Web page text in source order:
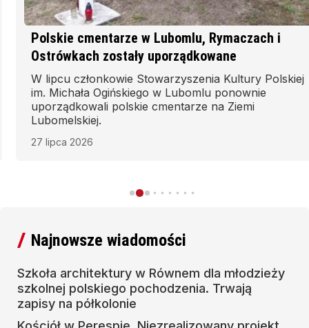
Polskie cmentarze w Lubomlu, Rymaczach i
Ostrówkach zostały uporządkowane
W lipcu członkowie Stowarzyszenia Kultury Polskiej
im. Michała Ogińskiego w Lubomlu ponownie
uporządkowali polskie cmentarze na Ziemi
Lubomelskiej.
27 lipca 2026
Najnowsze wiadomości
Szkoła architektury w Równem dla młodzieży
szkolnej polskiego pochodzenia. Trwają
zapisy na półkolonie